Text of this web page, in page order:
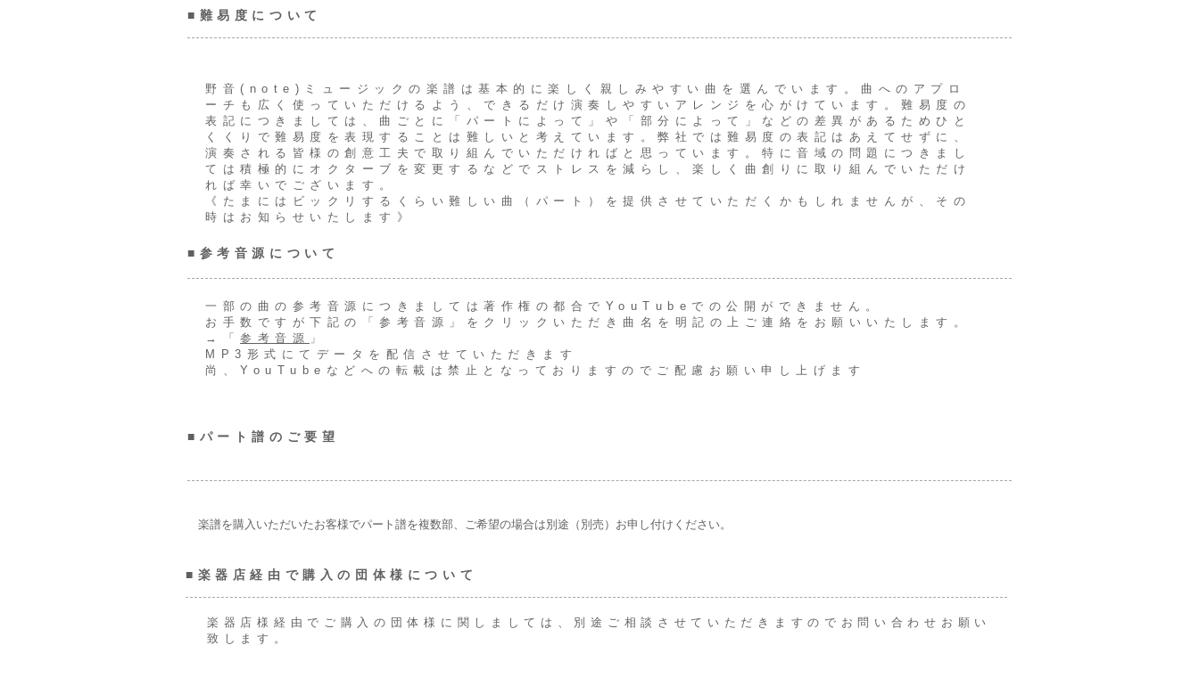
■難易度について
野音(note)ミュージックの楽譜は基本的に楽しく親しみやすい曲を選んでいます。曲へのアプロ
ーチも広く使っていただけるよう、できるだけ演奏しやすいアレンジを心がけています。難易度の
表記につきましては、曲ごとに「パートによって」や「部分によって」などの差異があるためひと
くくりで難易度を表現することは難しいと考えています。弊社では難易度の表記はあえてせずに、
演奏される皆様の創意工夫で取り組んでいただければと思っています。特に音域の問題につきまし
ては積極的にオクターブを変更するなどでストレスを減らし、楽しく曲創りに取り組んでいただけ
れば幸いでございます。
《たまにはビックリするくらい難しい曲（パート）を提供させていただくかもしれませんが、その
時はお知らせいたします》
■参考音源について
■パート譜のご要望
一部の曲の参考音源につきましては著作権の都合でYouTubeでの公開ができません。
お手数ですが下記の「参考音源」をクリックいただき曲名を明記の上ご連絡をお願いいたします。
→「 参考音源
」
MP3形式にてデータを配信させていただきます
尚、YouTubeなどへの転載は禁止となっておりますのでご配慮お願い申し上げます
楽譜を購入いただいたお客様でパート譜を複数部、ご希望の場合は別途（別売）お申し付けください。
■楽器店経由で購入の団体様について
楽器店様経由でご購入の団体様に関しましては、別途ご相談させていただきますのでお問い合わせお願い
致します。